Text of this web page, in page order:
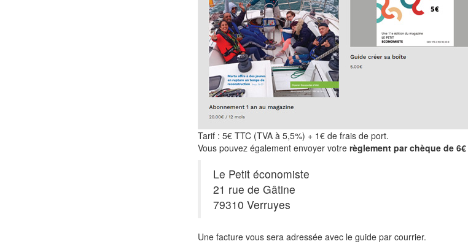
Tarif : 5€ TTC (TVA à 5,5%) + 1€ de frais de port.
Vous pouvez également envoyer votre règlement par chèque de 6€
Le Petit économiste
21 rue de Gâtine
79310 Verruyes
Une facture vous sera adressée avec le guide par courrier.